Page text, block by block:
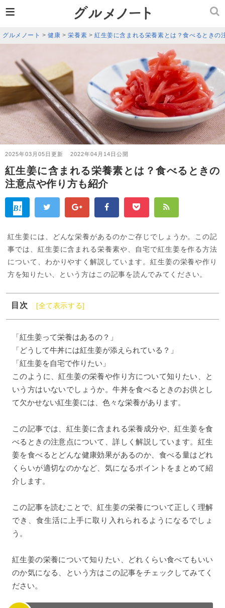
グルメノート >健康 >栄養素 >紅生姜に含まれる栄養素とは？食べるときの
2025年03月05日更新 2022年04月14日公開
紅生姜に含まれる栄養素とは？食べるときの
注意点や作り方も紹介
紅生姜には、どんな栄養があるのかご存じでしょうか。この記
事では、紅生姜に含まれる栄養素や、自宅で紅生姜を作る方法
について、わかりやすく解説しています。紅生姜の栄養や作り
方を知りたい、という方はこの記事を読んでみてください。
目次
[全て表示する]
1
紅生姜ってどんな食材？
1
紅生姜の栄養素と効能
1
紅生姜を食べるときの注意点
1
紅生姜の適量は？
1
紅生姜を自宅で作る方法
1
栄養豊富な紅生姜を上手に取り入れよう
「紅生姜って栄養はあるの？」
「どうして牛丼には紅生姜が添えられている？」
「紅生姜を自宅で作りたい」
このように、紅生姜の栄養や作り方について知りたい、と
いう方はいないでしょうか。牛丼を食べるときのお供とし
て欠かせない紅生姜には、色々な栄養があります。
この記事では、紅生姜に含まれる栄養成分や、紅生姜を食
べるときの注意点について、詳しく解説しています。紅生
姜を食べるとどんな健康効果があるのか、食べる量はどれ
くらいが適切なのかなど、気になるポイントをまとめて紹
介します。
この記事を読むことで、紅生姜の栄養について正しく理解
でき、食生活に上手に取り入れられるようになるでしょ
う。
紅生姜の栄養について知りたい、どれくらい食べてもいい
のか気になる、という方はこの記事をチェックしてみてく
ださい。
≡